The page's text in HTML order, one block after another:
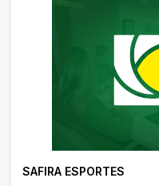
SAFIRA ESPORTES